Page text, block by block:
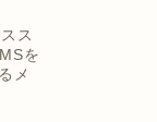
ス
を
メ